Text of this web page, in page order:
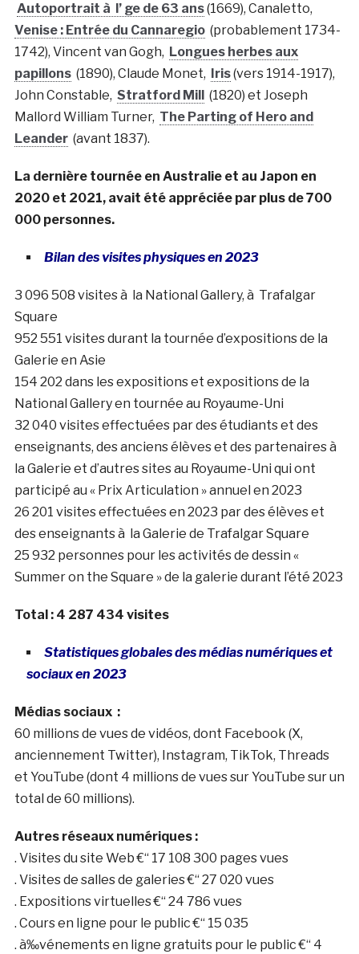
Autoportrait à l’ ge de 63 ans(1669), Canaletto,
Venise : Entrée du Cannaregio(probablement 1734-
1742), Vincent van Gogh, Longues herbes aux
papillons(1890), Claude Monet, Iris(vers 1914-1917),
John Constable, Stratford Mill(1820) et Joseph
Mallord William Turner, The Parting of Hero and
Leander(avant 1837).
La dernière tournée en Australie et au Japon en
2020 et 2021, avait été appréciée par plus de 700
000 personnes.
Bilan des visites physiques en 2023
3 096 508 visites à la National Gallery, à Trafalgar
Square
952 551 visites durant la tournée d’expositions de la
Galerie en Asie
154 202 dans les expositions et expositions de la
National Gallery en tournée au Royaume-Uni
32 040 visites effectuées par des étudiants et des
enseignants, des anciens élèves et des partenaires à
la Galerie et d’autres sites au Royaume-Uni qui ont
participé au « Prix Articulation » annuel en 2023
26 201 visites effectuées en 2023 par des élèves et
des enseignants à la Galerie de Trafalgar Square
25 932 personnes pour les activités de dessin «
Summer on the Square » de la galerie durant l’été 2023
Total : 4 287 434 visites
Statistiques globales des médias numériques et
sociaux en 2023
Médias sociaux :
60 millions de vues de vidéos, dont Facebook (X,
anciennement Twitter), Instagram, TikTok, Threads
et YouTube (dont 4 millions de vues sur YouTube sur un
total de 60 millions).
Autres réseaux numériques :
. Visites du site Web €“ 17 108 300 pages vues
. Visites de salles de galeries €“ 27 020 vues
. Expositions virtuelles €“ 24 786 vues
. Cours en ligne pour le public €“ 15 035
. à‰vénements en ligne gratuits pour le public €“ 4